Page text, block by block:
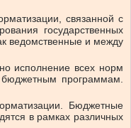
связанной с
государственных
ведомственные и между
исполнение всех норм
программам.
Бюджетные
в рамках различных